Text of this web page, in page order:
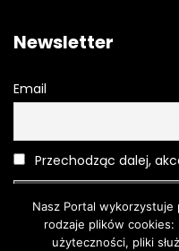
Newsletter
Email
Przechodząc dalej,
Nasz Portal
rodzaje plików
użyteczności, pliki